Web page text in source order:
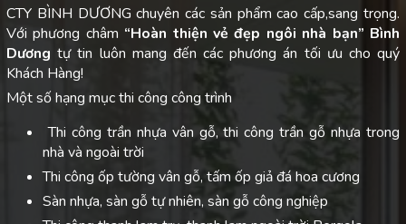
CTY BÌNH DƯƠNG chuyên các sản phẩm cao cấp,sang trọng.
Với phương châm “Hoàn thiện vẻ đẹp ngôi nhà bạn” Bình
Dươngtự tin luôn mang đến các phương án tối ưu cho quý
Khách Hàng!
Một số hạng mục thi công công trình
Thi công trần nhựa vân gỗ, thi công trần gỗ nhựa trong
nhà và ngoài trời
Thi công ốp tường vân gỗ, tấm ốp giả đá hoa cương
Sàn nhựa, sàn gỗ tự nhiên, sàn gỗ công nghiệp